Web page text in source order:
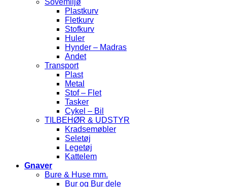
Sovemiljø
Plastkurv
Fletkurv
Stofkurv
Huler
Hynder – Madras
Andet
Transport
Plast
Metal
Stof – Flet
Tasker
Cykel – Bil
TILBEHØR & UDSTYR
Kradsemøbler
Seletøj
Legetøj
Kattelem
Gnaver
Bure & Huse mm.
Bur og Bur dele